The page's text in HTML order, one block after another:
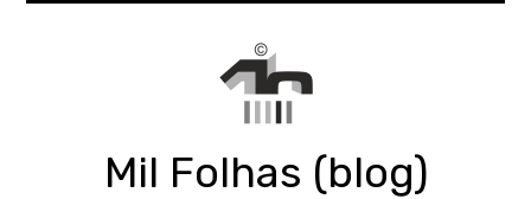
Mil Folhas (blog)